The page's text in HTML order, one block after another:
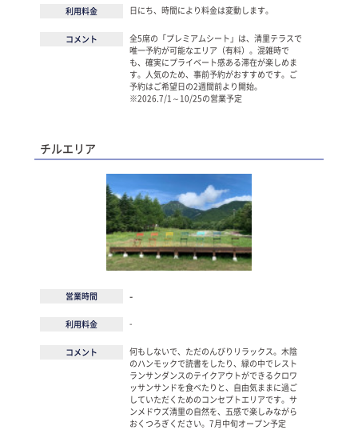
利用料金 日にち、時間により料金は変動します。
コメント
全5席の「プレミアムシート」は、清里テラスで
唯一予約が可能なエリア（有料）。混雑時で
も、確実にプライベート感ある滞在が楽しめま
す。人気のため、事前予約がおすすめです。ご
予約はご希望日の2週間前より開始。
※2026.7/1～10/25の営業予定
チルエリア
営業時間 -
利用料金 -
コメント
何もしないで、ただのんびりリラックス。木陰
のハンモックで読書をしたり、緑の中でレスト
ランサンダンスのテイクアウトができるクロワ
ッサンサンドを食べたりと、自由気ままに過ご
していただくためのコンセプトエリアです。サ
ンメドウズ清里の自然を、五感で楽しみながら
おくつろぎください。7月中旬オープン予定